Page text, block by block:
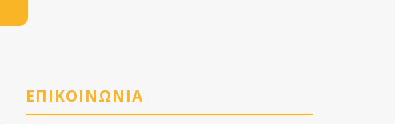
ΕΠΙΚΟΙΝΩΝΙΑ